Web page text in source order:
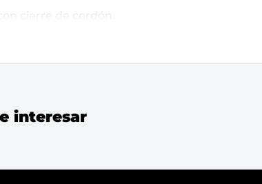
cierre de cordón.
de 12,5 oz. fabricado con 95 % algodón y 5
interesar